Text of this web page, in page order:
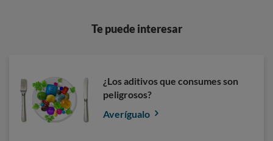
Te puede interesar
¿Los aditivos que consumes son
peligrosos?
Averígualo